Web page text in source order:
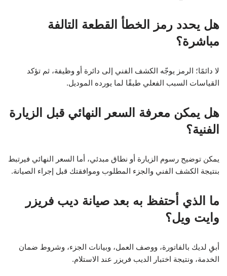
هل يحدد رمز الخطأ القطعة التالفة
مباشرة؟
لا دائمًا؛ الرمز يوجّه الكشف الفني إلى دائرة أو وظيفة، ثم تؤكد
القياسات السبب الفعلي طبقًا لما يورده الموديل.
هل يمكن معرفة السعر النهائي قبل الزيارة
الفنية؟
يمكن توضيح رسوم الزيارة أو نطاق مبدئي، أما السعر النهائي فيرتبط
بنتيجة الكشف الفني والجزء المطلوب وموافقتك قبل إجراء الصيانة.
ما الذي أحتفظ به بعد صيانة ديب فريزر
وايت ويل؟
أبقِ لديك بالفاتورة، ووصف العمل، وبيانات الجزء، وشروط ضمان
الخدمة، ونتيجة اختبار الديب فريزر عند الاستلام.